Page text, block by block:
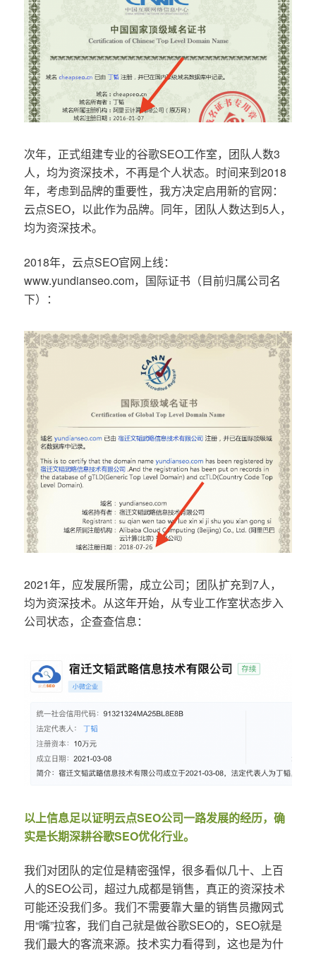
次年，正式组建专业的谷歌SEO工作室，团队人数3
人，均为资深技术，不再是个人状态。时间来到2018
年，考虑到品牌的重要性，我方决定启用新的官网：
云点SEO，以此作为品牌。同年，团队人数达到5人，
均为资深技术。
2018年，云点SEO官网上线：
www.yundianseo.com，国际证书（目前归属公司名
下）：
2021年，应发展所需，成立公司；团队扩充到7人，
均为资深技术。从这年开始，从专业工作室状态步入
公司状态，企查查信息：
以上信息足以证明云点SEO公司一路发展的经历，确
实是长期深耕谷歌SEO优化行业。
我们对团队的定位是精密强悍，很多看似几十、上百
人的SEO公司，超过九成都是销售，真正的资深技术
可能还没我们多。我们不需要靠大量的销售员撒网式
用“嘴”拉客，我们自己就是做谷歌SEO的，SEO就是
我们最大的客流来源。技术实力看得到，这也是为什